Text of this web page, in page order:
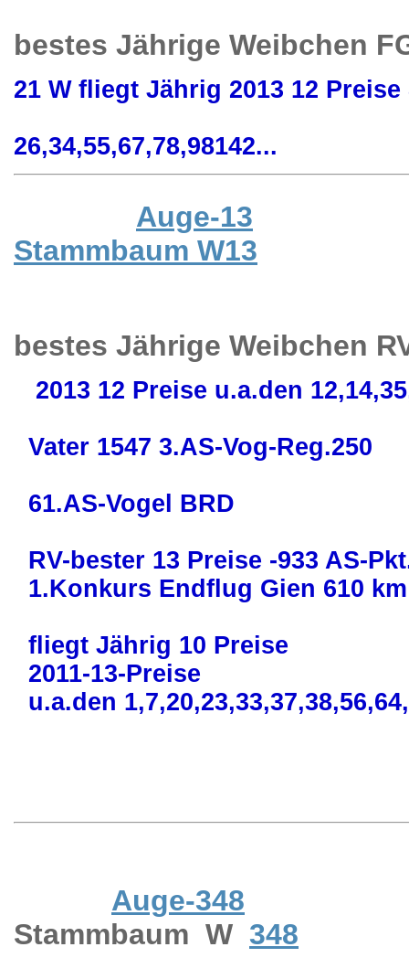
bestes Jährige Weibchen
21 W fliegt Jährig 2013 12
26,34,55,67,78,98142...
Auge-13
Stammbaum W13
bestes Jährige Weibchen
2013 12 Preise u.a.den
Vater 1547 3.AS-Vog-Reg.250
61.AS-Vogel BRD
RV-bester 13 Preise -933 AS-
1.Konkurs Endflug Gien 610 km
fliegt Jährig 10 Preise
2011-13-Preise
u.a.den
Auge-348
Stammbaum W 348